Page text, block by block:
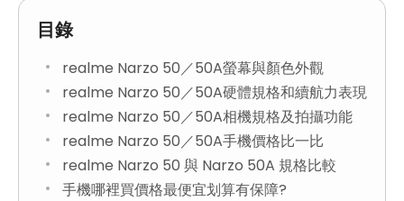
目錄
realme Narzo 50／50A螢幕與顏色外觀
realme Narzo 50／50A硬體規格和續航力表現
realme Narzo 50／50A相機規格及拍攝功能
realme Narzo 50／50A手機價格比一比
realme Narzo 50 與 Narzo 50A 規格比較
手機哪裡買價格最便宜划算有保障?